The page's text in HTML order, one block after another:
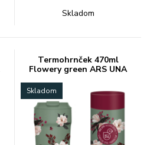
Skladom
Termohrnček 470ml
Flowery green ARS UNA
Skladom